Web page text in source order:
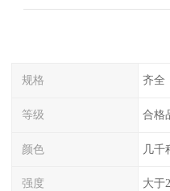
规格 齐全
等级 合格
颜色 几千
强度 大于